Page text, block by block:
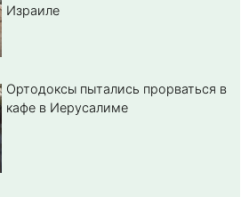
Израиле
Ортодоксы пытались прорваться в
кафе в Иерусалиме